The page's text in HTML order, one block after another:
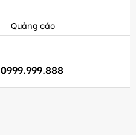
Quảng cáo
0999.999.888